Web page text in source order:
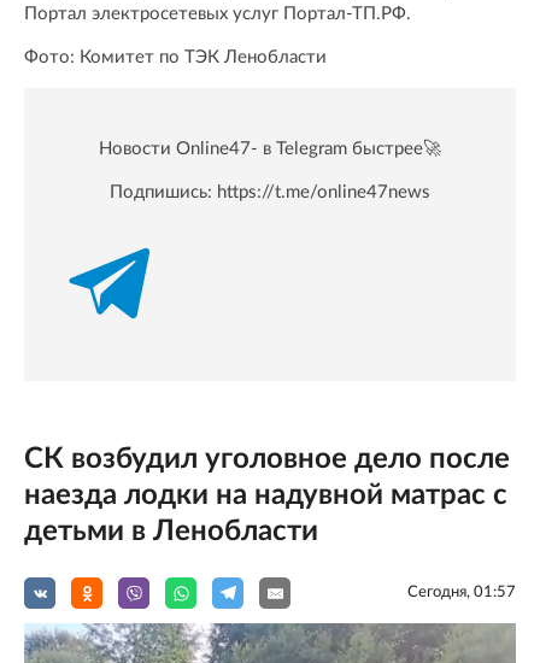
Портал электросетевых услуг Портал-ТП.РФ.
Фото: Комитет по ТЭК Ленобласти
Новости Online47- в Telegram быстрее🚀
Подпишись: https://t.me/online47news
СК возбудил уголовное дело после
наезда лодки на надувной матрас с
детьми в Ленобласти
Сегодня, 01:57